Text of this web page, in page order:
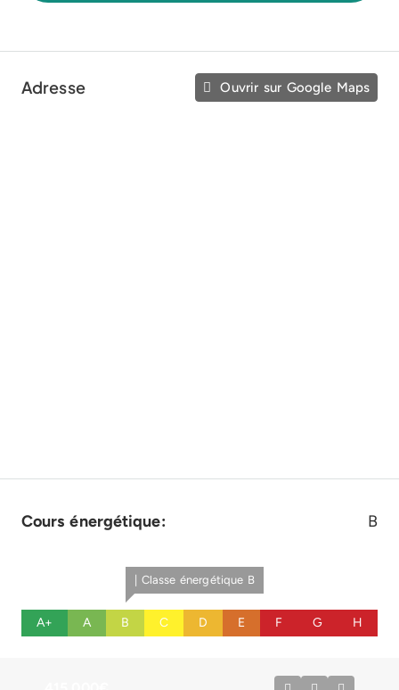
Adresse Ouvrir sur Google Maps
Cours énergétique: B
A+ A
| Classe énergétique B
B C D E F G H